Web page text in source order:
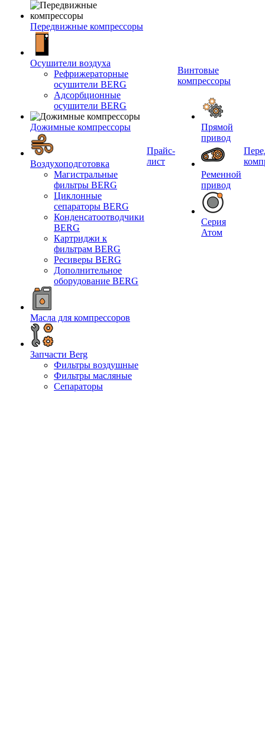
Передвижные компрессоры
Осушители воздуха
Рефрижераторные
осушители BERG
Адсорбционные
осушители BERG
Дожимные компрессоры
Воздухоподготовка
Магистральные
фильтры BERG
Циклонные
сепараторы BERG
Конденсатоотводчики
BERG
Картриджи к
фильтрам BERG
Ресиверы BERG
Дополнительное
оборудование BERG
Масла для компрессоров
Запчасти Berg
Фильтры воздушные
Фильтры масляные
Сепараторы
Прайс-
лист
Винтовые
компрессоры
Прямой
привод
Ременной
привод
Серия
Атом